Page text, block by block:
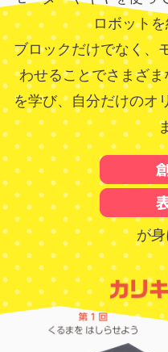
ロボット
ブロックだけでなく、
わせることでさまざま
を学び、自分だけのオ
が